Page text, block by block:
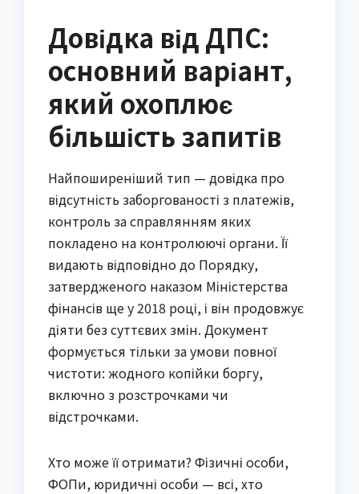
Довідка від ДПС:
основний варіант,
який охоплює
більшість запитів
Найпоширеніший тип — довідка про
відсутність заборгованості з платежів,
контроль за справлянням яких
покладено на контролюючі органи. Її
видають відповідно до Порядку,
затвердженого наказом Міністерства
фінансів ще у 2018 році, і він продовжує
діяти без суттєвих змін. Документ
формується тільки за умови повної
чистоти: жодного копійки боргу,
включно з розстрочками чи
відстрочками.
Хто може її отримати? Фізичні особи,
ФОПи, юридичні особи — всі, хто